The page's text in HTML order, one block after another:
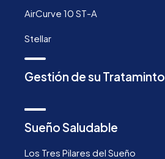
AirCurve 10 ST-A
Stellar
Gestión de su Trataminto
Sueño Saludable
Los Tres Pilares del Sueño